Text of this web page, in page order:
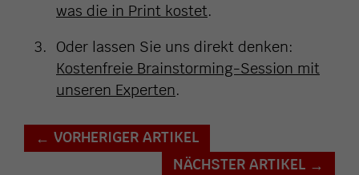
was die in Print kostet.
Oder lassen Sie uns direkt denken:
Kostenfreie Brainstorming-Session mit
unseren Experten.
← VORHERIGER ARTIKEL
NÄCHSTER ARTIKEL →